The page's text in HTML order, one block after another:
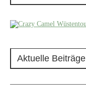
Aktuelle Beiträge